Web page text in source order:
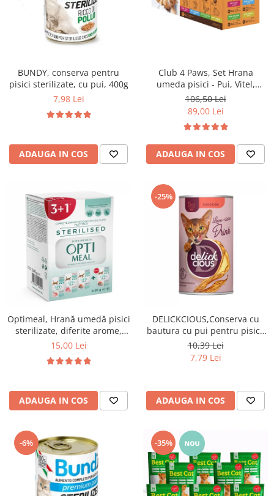
BUNDY, conserva pentru
pisici sterilizate, cu pui, 400g
7,98 Lei
ADAUGA IN COS
Club 4 Paws, Set Hrana
umeda pisici - Pui, Vitel,
Somon si Iepure, 48x85g
106,50 Lei
89,00 Lei
ADAUGA IN COS
Optimeal, Hrană umedă pisici
sterilizate, diferite arome,
(3+1), 0.34kg
15,00 Lei
ADAUGA IN COS
-25%
DELICKCIOUS,Conserva cu
bautura cu pui pentru pisici,
140g
10,39 Lei
7,79 Lei
ADAUGA IN COS
-6% -35%